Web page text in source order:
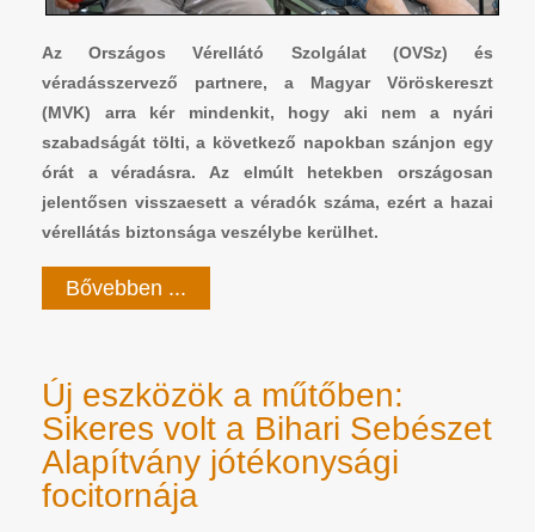
Az Országos Vérellátó Szolgálat (OVSz) és
véradásszervező partnere, a Magyar Vöröskereszt
(MVK) arra kér mindenkit, hogy aki nem a nyári
szabadságát tölti, a következő napokban szánjon egy
órát a véradásra. Az elmúlt hetekben országosan
jelentősen visszaesett a véradók száma, ezért a hazai
vérellátás biztonsága veszélybe kerülhet.
Bővebben ...
Új eszközök a műtőben:
Sikeres volt a Bihari Sebészet
Alapítvány jótékonysági
focitornája